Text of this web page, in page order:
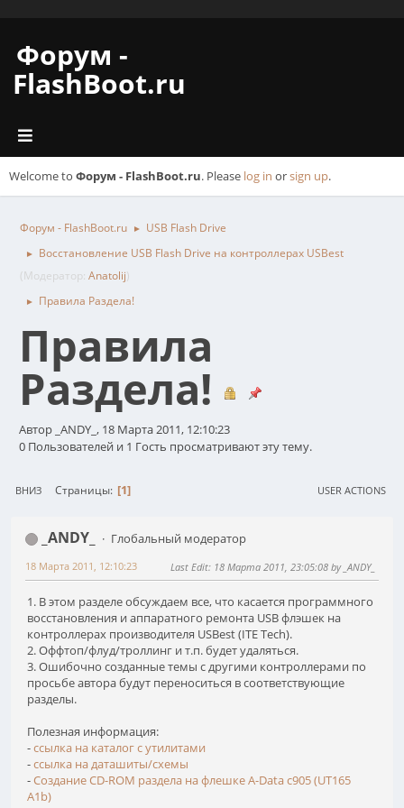
Форум -
FlashBoot.ru
Welcome to Форум - FlashBoot.ru. Please log in orsign up.
Форум - FlashBoot.ru ► USB Flash Drive
►
Восстановление USB Flash Drive на контроллерах USBest
(Модератор: Anatolij)
► Правила Раздела!
Правила
Раздела!
Автор _ANDY_, 18 Марта 2011, 12:10:23
0 Пользователей и 1 Гость просматривают эту тему.
ВНИЗ Страницы 1 USER ACTIONS
_ANDY_ Глобальный модератор
18 Марта 2011, 12:10:23 Last Edit: 18 Марта 2011, 23:05:08 by _ANDY_
1. В этом разделе обсуждаем все, что касается программного
восстановления и аппаратного ремонта USB флэшек на
контроллерах производителя USBest (ITE Tech).
2. Оффтоп/флуд/троллинг и т.п. будет удаляться.
3. Ошибочно созданные темы с другими контроллерами по
просьбе автора будут переноситься в соответствующие
разделы.
Полезная информация:
-ссылка на каталог с утилитами
-ссылка на даташиты/схемы
-Создание CD-ROM раздела на флешке A-Data c905 (UT165
A1b)